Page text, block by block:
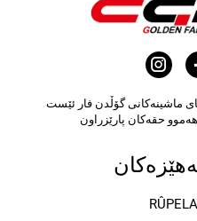
© ٢٠٢٦ کۆمپانیای ماشینەکانی گۆڵدن فار ئێست